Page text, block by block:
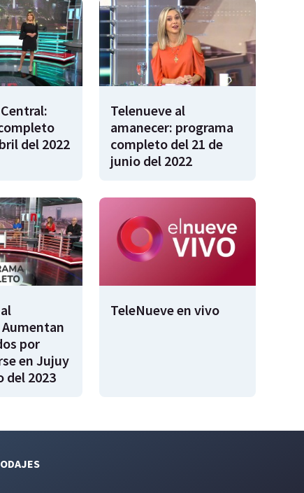
del 2022
Telenueve al
amanecer: programa
completo del 21 de
junio del 2022
por
en Jujuy
del 2023
TeleNueve en vivo